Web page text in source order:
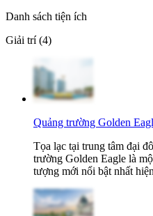
Danh sách tiện ích
Giải trí (4)
Quảng trường Golden
Tọa lạc tại trung tâm đại
trường Golden Eagle là
tượng mới nổi bật nhất